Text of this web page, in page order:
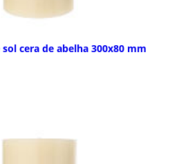
cera de abelha 300x80 mm